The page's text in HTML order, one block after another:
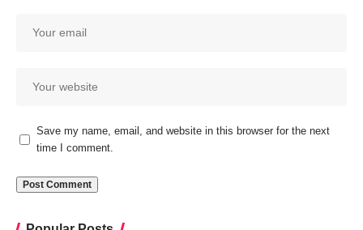
Save my name, email, and website in this browser for the next
time I comment.